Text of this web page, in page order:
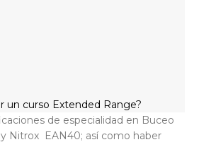
un curso Extended Range?
de especialidad en Buceo
Nitrox EAN40; así como haber